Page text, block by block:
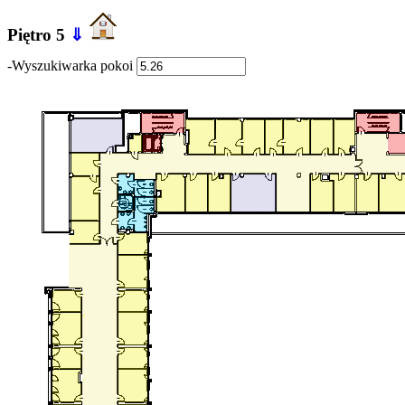
Piętro 5 ⇓
-Wyszukiwarka pokoi